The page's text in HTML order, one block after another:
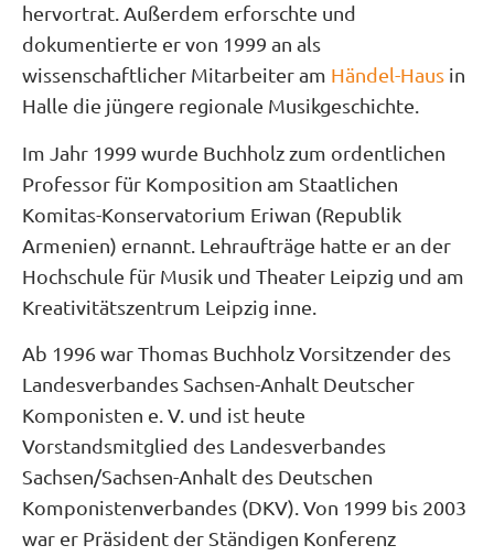
hervortrat. Außerdem erforschte und
dokumentierte er von 1999 an als
wissenschaftlicher Mitarbeiter am Händel-Haus in
Halle die jüngere regionale Musikgeschichte.
Im Jahr 1999 wurde Buchholz zum ordentlichen
Professor für Komposition am Staatlichen
Komitas-Konservatorium Eriwan (Republik
Armenien) ernannt. Lehraufträge hatte er an der
Hochschule für Musik und Theater Leipzig und am
Kreativitätszentrum Leipzig inne.
Ab 1996 war Thomas Buchholz Vorsitzender des
Landesverbandes Sachsen-Anhalt Deutscher
Komponisten e. V. und ist heute
Vorstandsmitglied des Landesverbandes
Sachsen/Sachsen-Anhalt des Deutschen
Komponistenverbandes (DKV). Von 1999 bis 2003
war er Präsident der Ständigen Konferenz